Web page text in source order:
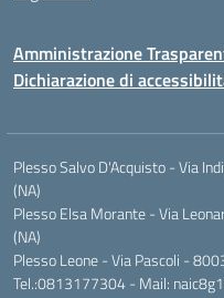
Amministrazione
Dichiarazione di
Plesso Salvo D'Acquisto - Via
(NA)
Plesso Elsa Morante - Via
(NA)
Plesso Leone - Via Pascoli -
Tel.:0813177304 - Mail: